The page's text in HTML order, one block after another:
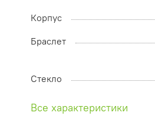
Корпус
Браслет
Стекло
Все характеристики